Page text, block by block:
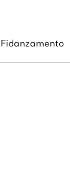
Fidanzamento